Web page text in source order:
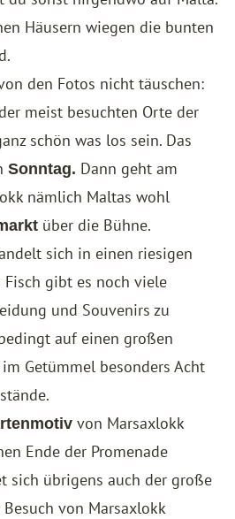
Häusern wiegen die bunten
den Fotos nicht täuschen:
meist besuchten Orte der
schön was los sein. Das
Sonntag. Dann geht am
nämlich Maltas wohl
über die Bühne.
sich in einen riesigen
gibt es noch viele
und Souvenirs zu
auf einen großen
Getümmel besonders Acht
von Marsaxlokk
Ende der Promenade
sich übrigens auch der große
von Marsaxlokk